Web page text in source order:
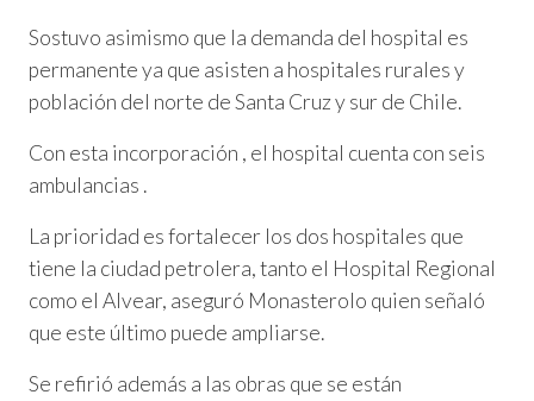
Sostuvo asimismo que la demanda del hospital es
permanente ya que asisten a hospitales rurales y
población del norte de Santa Cruz y sur de Chile.
Con esta incorporación , el hospital cuenta con seis
ambulancias .
La prioridad es fortalecer los dos hospitales que
tiene la ciudad petrolera, tanto el Hospital Regional
como el Alvear, aseguró Monasterolo quien señaló
que este último puede ampliarse.
Se refirió además a las obras que se están